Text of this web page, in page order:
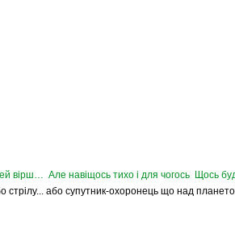
вірш… Але навіщось тихо і для чогось Щось
стрілу... або супутник-охоронець що над